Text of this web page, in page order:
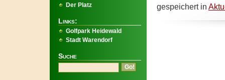
gespeichert in
Der Platz
Links:
Golfpark Heidewald
Stadt Warendorf
Suche